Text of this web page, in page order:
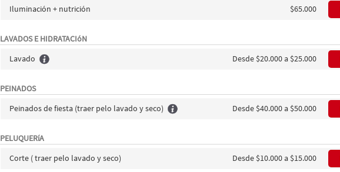
Iluminación + nutrición
$65.000
LAVADOS E HIDRATACIóN
Lavado
Desde $20.000 a $25.000
PEINADOS
Peinados de fiesta (traer pelo lavado y seco)
Desde $40.000 a $50.000
PELUQUERíA
Corte ( traer pelo lavado y seco)
Desde $10.000 a $15.000